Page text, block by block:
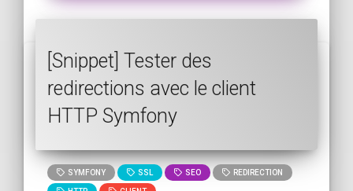
[Snippet] Tester des
redirections avec le client
HTTP Symfony
SYMFONY SSL SEO REDIRECTION